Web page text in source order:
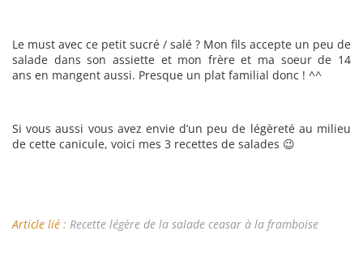
Le must avec ce petit sucré / salé ? Mon fils accepte un peu de
salade dans son assiette et mon frère et ma soeur de 14
ans en mangent aussi. Presque un plat familial donc ! ^^
Si vous aussi vous avez envie d’un peu de légèreté au milieu
de cette canicule, voici mes 3 recettes de salades 😉
Article lié : Recette légère de la salade ceasar à la framboise